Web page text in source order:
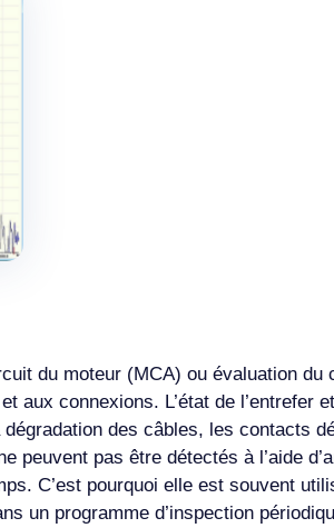
du moteur (MCA) ou évaluation
aux connexions. L’état de
des câbles, les contacts
peuvent pas être détectés à l’aide
C’est pourquoi elle est souvent
un programme d’inspection